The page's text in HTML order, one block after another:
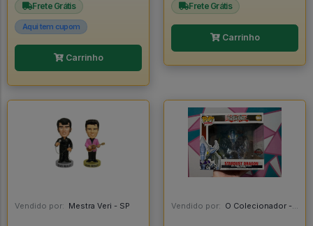
Frete Grátis
Aqui tem cupom
Carrinho
Frete Grátis
Carrinho
Vendido por: Mestra Veri - SP Vendido por: O Colecionador - SP